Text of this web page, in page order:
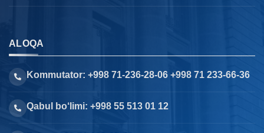
ALOQA
Kommutator: +998 71-236-28-06 +998 71 233-66-36
Qabul bo‘limi: +998 55 513 01 12